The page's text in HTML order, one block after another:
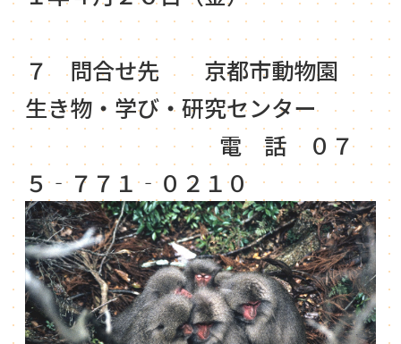
７ 問合せ先 京都市動物園
生き物・学び・研究センター
電 話 ０７
５‐７７１‐０２１０